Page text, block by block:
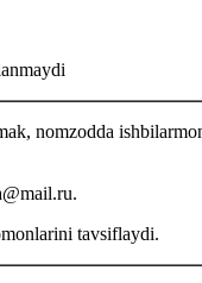
nomzodda
tavsiflaydi.